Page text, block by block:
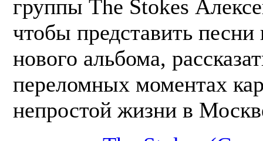
группы The Stokes
чтобы представить песни
нового альбома,
переломных моментах
непростой жизни в